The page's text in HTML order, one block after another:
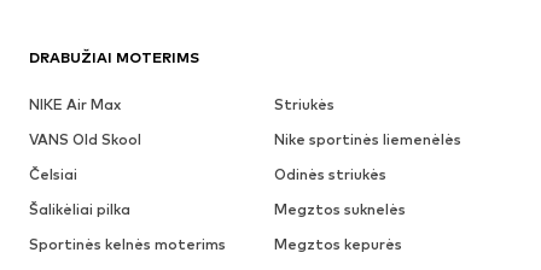
DRABUŽIAI MOTERIMS
NIKE Air Max
Striukės
VANS Old Skool
Nike sportinės liemenėlės
Čelsiai
Odinės striukės
Šalikėliai pilka
Megztos suknelės
Sportinės kelnės moterims
Megztos kepurės